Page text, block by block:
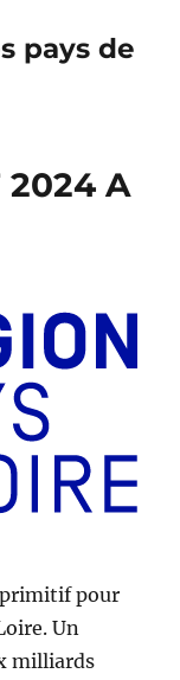
pays de
2024 A
primitif pour
Un
milliards